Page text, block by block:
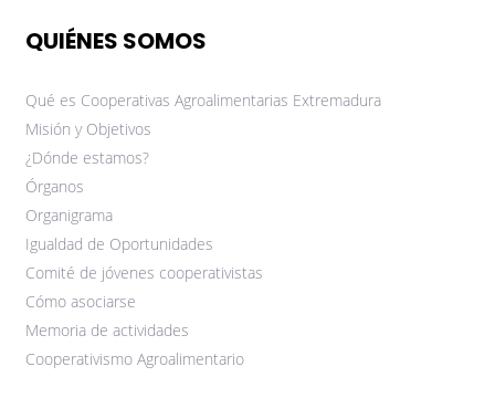
QUIÉNES SOMOS
Qué es Cooperativas Agroalimentarias Extremadura
Misión y Objetivos
¿Dónde estamos?
Órganos
Organigrama
Igualdad de Oportunidades
Comité de jóvenes cooperativistas
Cómo asociarse
Memoria de actividades
Cooperativismo Agroalimentario